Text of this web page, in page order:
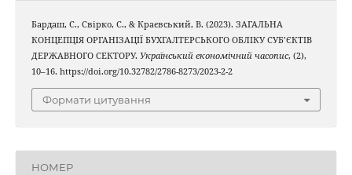
Бардаш, С., Свірко, С., & Краєвський, В. (2023). ЗАГАЛЬНА
КОНЦЕПЦІЯ ОРГАНІЗАЦІЇ БУХГАЛТЕРСЬКОГО ОБЛІКУ СУБ’ЄКТІВ
ДЕРЖАВНОГО СЕКТОРУ. Український економічний часопис, (2),
10–16. https://doi.org/10.32782/2786-8273/2023-2-2
Формати цитування
НОМЕР